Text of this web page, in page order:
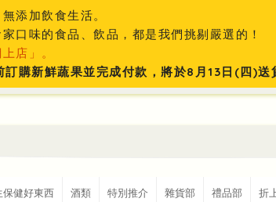
添加飲食生活。
口味的食品、飲品，都是我們挑剔嚴選的！
店」。
購新鮮蔬果並完成付款，將於8月13日(四)送
保健好東西 酒類 特別推介 雜貨部 禮品部 折